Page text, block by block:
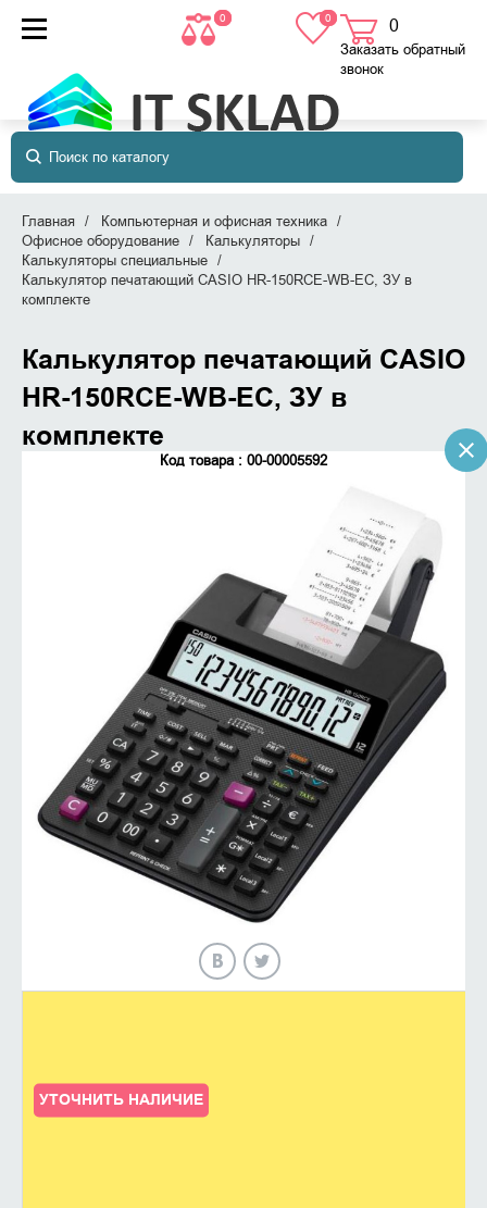
0 0 0
в корзине
Заказать обратный
звонок
Главная
Компьютерная и офисная техника
Офисное оборудование
Калькуляторы
Калькуляторы специальные
Калькулятор печатающий CASIO HR-150RCE-WB-EC, ЗУ в
комплекте
Калькулятор печатающий CASIO
HR-150RCE-WB-EC, ЗУ в
комплекте
Код товара : 00-00005592
УТОЧНИТЬ НАЛИЧИЕ